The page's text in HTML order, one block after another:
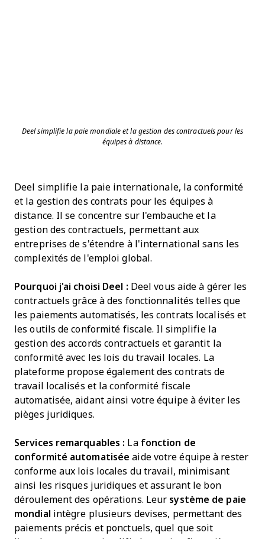
Deel simplifie la paie mondiale et la gestion des contractuels pour les
équipes à distance.
Deel simplifie la paie internationale, la conformité
et la gestion des contrats pour les équipes à
distance. Il se concentre sur l'embauche et la
gestion des contractuels, permettant aux
entreprises de s'étendre à l'international sans les
complexités de l'emploi global.
Pourquoi j'ai choisi Deel : Deel vous aide à gérer les
contractuels grâce à des fonctionnalités telles que
les paiements automatisés, les contrats localisés et
les outils de conformité fiscale. Il simplifie la
gestion des accords contractuels et garantit la
conformité avec les lois du travail locales. La
plateforme propose également des contrats de
travail localisés et la conformité fiscale
automatisée, aidant ainsi votre équipe à éviter les
pièges juridiques.
Services remarquables : La fonction de
conformité automatisée aide votre équipe à rester
conforme aux lois locales du travail, minimisant
ainsi les risques juridiques et assurant le bon
déroulement des opérations. Leur système de paie
mondial intègre plusieurs devises, permettant des
paiements précis et ponctuels, quel que soit